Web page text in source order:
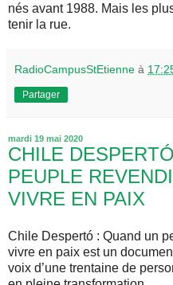
nés avant 1988. Mais les
tenir la rue.
RadioCampusStEtienne à
Partager
mardi 19 mai 2020
CHILE
PEUPLE
VIVRE EN PAIX
Chile Despertó : Quand un
vivre en paix est un
voix d’une trentaine de